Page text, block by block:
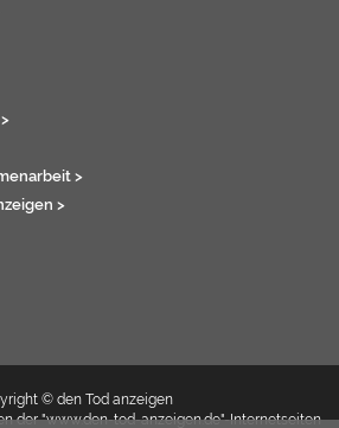
>
>
© den Tod anzeigen
der "www.den-tod-anzeigen.de"-Internetseiten